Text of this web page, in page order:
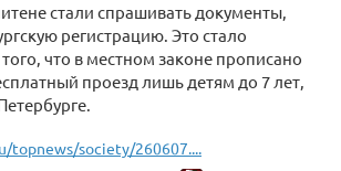
стали спрашивать документы,
регистрацию. Это стало
что в местном законе прописано
проезд лишь детям до 7 лет,
topnews/society/260607....